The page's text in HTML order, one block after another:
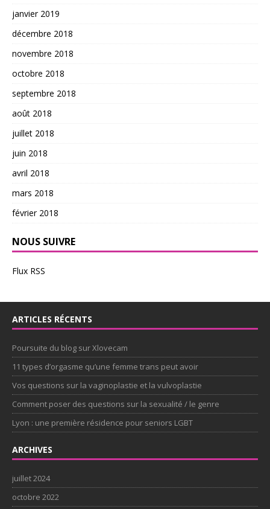
janvier 2019
décembre 2018
novembre 2018
octobre 2018
septembre 2018
août 2018
juillet 2018
juin 2018
avril 2018
mars 2018
février 2018
NOUS SUIVRE
Flux RSS
ARTICLES RÉCENTS
Poursuite du blog sur Xlovecam
11 types d’orgasme qu’une femme trans peut avoir
Vos questions sur la vaginoplastie et la vulvoplastie
Comment poser des questions sur la sexualité / le genre
Lyon : une première résidence pour seniors LGBT
ARCHIVES
juillet 2024
octobre 2022